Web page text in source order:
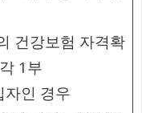
건강보험 자격확
1부
자인 경우